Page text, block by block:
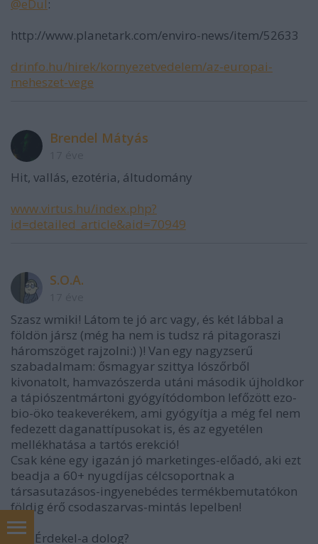
@eDul:
http://www.planetark.com/enviro-news/item/52633
drinfo.hu/hirek/kornyezetvedelem/az-europai-
meheszet-vege
Brendel Mátyás
Hit, vallás, ezotéria, áltudomány
www.virtus.hu/index.php?
id=detailed_article&aid=70949
S.O.A.
Szasz wmiki! Látom te jó arc vagy, és két lábbal a
földön jársz (még ha nem is tudsz rá pitagoraszi
háromszöget rajzolni:) )! Van egy nagyzserű
szabadalmam: ősmagyar szittya lószőrből
kivonatolt, hamvazószerda utáni második újholdkor
a tápiószentmártoni gyógyítódombon lefőzött ezo-
bio-öko teakeverékem, ami gyógyítja a még fel nem
fedezett daganattípusokat is, és az egyetélen
mellékhatása a tartós erekció!
Csak kéne egy igazán jó marketinges-előadó, aki ezt
beadja a 60+ nyugdíjas célcsoportnak a
társasutazásos-ingyenebédes termékbemutatókon
földig érő csodaszarvas-mintás lepelben!
No? Érdekel-a dolog?